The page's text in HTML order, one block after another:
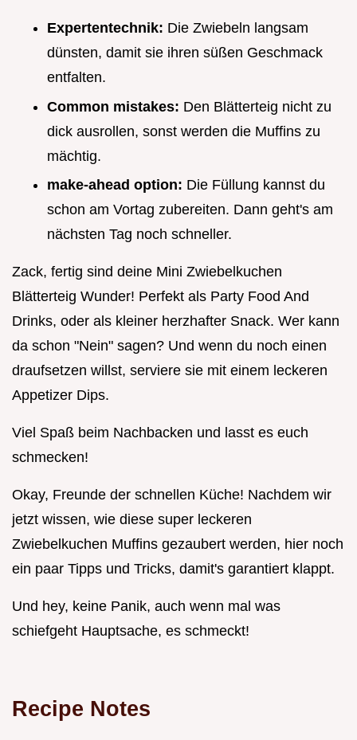
Expertentechnik: Die Zwiebeln langsam
dünsten, damit sie ihren süßen Geschmack
entfalten.
Common mistakes: Den Blätterteig nicht zu
dick ausrollen, sonst werden die Muffins zu
mächtig.
make-ahead option: Die Füllung kannst du
schon am Vortag zubereiten. Dann geht's am
nächsten Tag noch schneller.
Zack, fertig sind deine Mini Zwiebelkuchen
Blätterteig Wunder! Perfekt als Party Food And
Drinks, oder als kleiner herzhafter Snack. Wer kann
da schon "Nein" sagen? Und wenn du noch einen
draufsetzen willst, serviere sie mit einem leckeren
Appetizer Dips.
Viel Spaß beim Nachbacken und lasst es euch
schmecken!
Okay, Freunde der schnellen Küche! Nachdem wir
jetzt wissen, wie diese super leckeren
Zwiebelkuchen Muffins gezaubert werden, hier noch
ein paar Tipps und Tricks, damit's garantiert klappt.
Und hey, keine Panik, auch wenn mal was
schiefgeht Hauptsache, es schmeckt!
Recipe Notes